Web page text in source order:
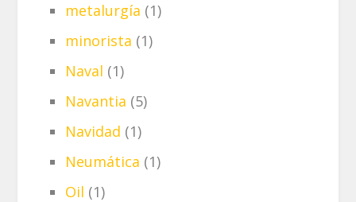
metalurgía (1)
minorista (1)
Naval (1)
Navantia (5)
Navidad (1)
Neumática (1)
Oil (1)